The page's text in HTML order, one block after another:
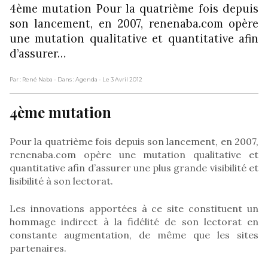
4ème mutation Pour la quatrième fois depuis
son lancement, en 2007, renenaba.com opère
une mutation qualitative et quantitative afin
d’assurer…
Par : René Naba - Dans : Agenda - Le 3 Avril 2012
4ème mutation
Pour la quatrième fois depuis son lancement, en 2007,
renenaba.com opère une mutation qualitative et
quantitative afin d’assurer une plus grande visibilité et
lisibilité à son lectorat.
Les innovations apportées à ce site constituent un
hommage indirect à la fidélité de son lectorat en
constante augmentation, de même que les sites
partenaires.